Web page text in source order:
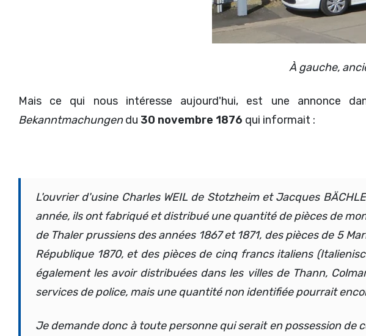
À gauche,
Mais ce qui nous intéresse aujourd'hui, est une annonce
Bekanntmachungendu 30 novembre 1876 qui informait :
L'ouvrier d'usine Charles WEIL de Stotzheim et Jacques
année, ils ont fabriqué et distribué une quantité de pièces de
de Thaler prussiens des années 1867 et 1871, des pièces de 5
République 1870, et des pièces de cinq francs italiens
également les avoir distribuées dans les villes de Thann,
services de police, mais une quantité non identifiée pourrait
Je demande donc à toute personne qui serait en possession de